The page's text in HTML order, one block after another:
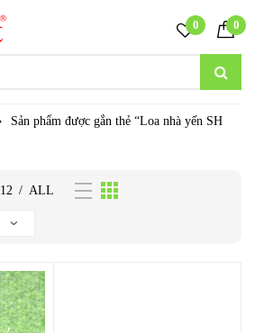
0 0
Sản phẩm được gắn thẻ “Loa nhà yến SH
12 / ALL